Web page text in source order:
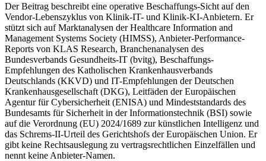
Der Beitrag beschreibt eine operative Beschaffungs-Sicht auf den
Vendor-Lebenszyklus von Klinik-IT- und Klinik-KI-Anbietern. Er
stützt sich auf Marktanalysen der Healthcare Information and
Management Systems Society (HIMSS), Anbieter-Performance-
Reports von KLAS Research, Branchenanalysen des
Bundesverbands Gesundheits-IT (bvitg), Beschaffungs-
Empfehlungen des Katholischen Krankenhausverbands
Deutschlands (KKVD) und IT-Empfehlungen der Deutschen
Krankenhausgesellschaft (DKG), Leitfäden der Europäischen
Agentur für Cybersicherheit (ENISA) und Mindeststandards des
Bundesamts für Sicherheit in der Informationstechnik (BSI) sowie
auf die Verordnung (EU) 2024/1689 zur künstlichen Intelligenz und
das Schrems-II-Urteil des Gerichtshofs der Europäischen Union. Er
gibt keine Rechtsauslegung zu vertragsrechtlichen Einzelfällen und
nennt keine Anbieter-Namen.